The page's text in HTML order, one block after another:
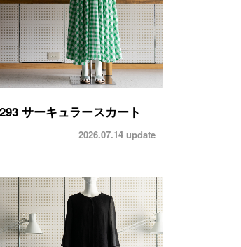
サーキュラースカート
2026.07.14 update